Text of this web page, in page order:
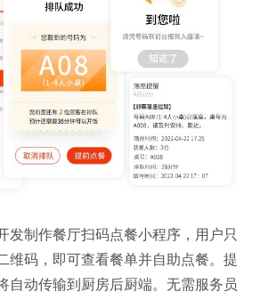
发制作餐厅扫码点餐小程序，用户只
维码，即可查看餐单并自助点餐。提
自动传输到厨房后厨端。无需服务员